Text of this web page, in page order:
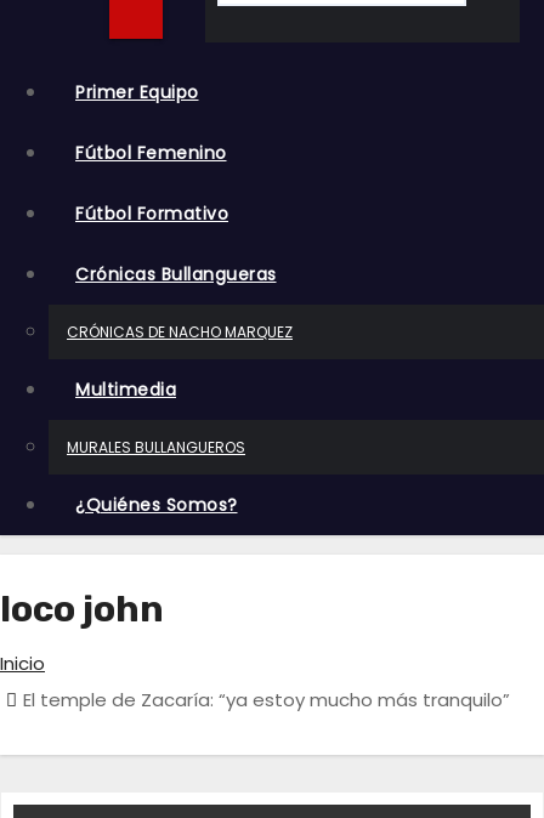
Primer Equipo
Fútbol Femenino
Fútbol Formativo
Crónicas Bullangueras
CRÓNICAS DE NACHO MARQUEZ
Multimedia
MURALES BULLANGUEROS
¿Quiénes Somos?
loco john
Inicio
El temple de Zacaría: “ya estoy mucho más tranquilo”